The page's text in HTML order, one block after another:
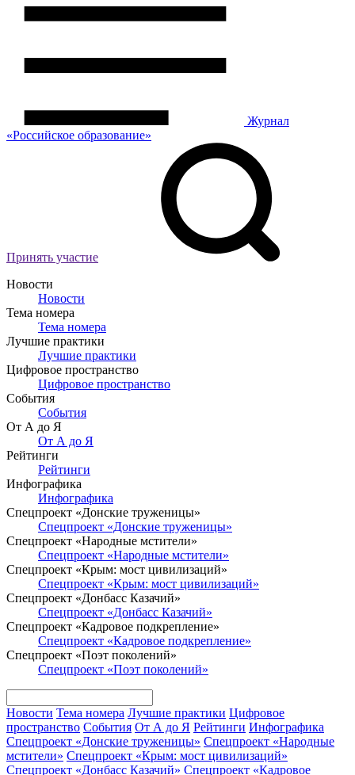
Журнал
«Российское образование»
Принять участие
Новости
Новости
Тема номера
Тема номера
Лучшие практики
Лучшие практики
Цифровое пространство
Цифровое пространство
События
События
От А до Я
От А до Я
Рейтинги
Рейтинги
Инфографика
Инфографика
Спецпроект «Донские труженицы»
Спецпроект «Донские труженицы»
Спецпроект «Народные мстители»
Спецпроект «Народные мстители»
Спецпроект «Крым: мост цивилизаций»
Спецпроект «Крым: мост цивилизаций»
Спецпроект «Донбасс Казачий»
Спецпроект «Донбасс Казачий»
Спецпроект «Кадровое подкрепление»
Спецпроект «Кадровое подкрепление»
Спецпроект «Поэт поколений»
Спецпроект «Поэт поколений»
Новости Тема номера Лучшие практики Цифровое
пространство События От А до Я Рейтинги Инфографика
Спецпроект «Донские труженицы» Спецпроект «Народные
мстители» Спецпроект «Крым: мост цивилизаций»
Спецпроект «Донбасс Казачий» Спецпроект «Кадровое